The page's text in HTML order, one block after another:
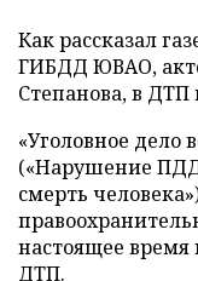
Как рассказал
ГИБДД ЮВАО,
Степанова, в ДТП
«Уголовное дело
(«Нарушение
смерть
настоящее время
ДТП.